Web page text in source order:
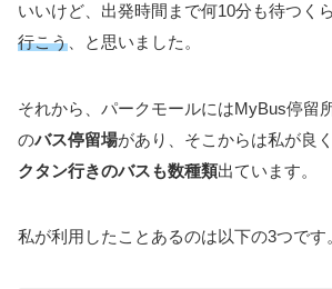
いいけど、出発時間まで何10分も待つく
行こう 、と思いました。
それから、パークモールにはMyBus停留
のバス停留場があり、そこからは私が良
クタン行きのバスも数種類出ています。
私が利用したことあるのは以下の3つです